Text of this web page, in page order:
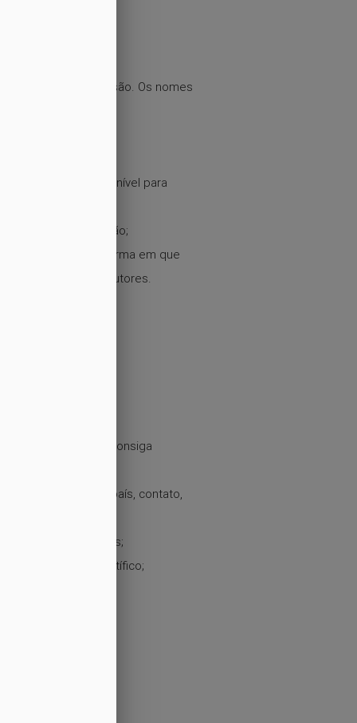
informações;
e conclusão. Os nomes
ou não estará disponível para
de apresentação;
nos Anais na forma em que
seus respectivos autores.
para que o leitor consiga
cidade/estado/país, contato,
e referências;
fotografias e gráficos;
pelo Comitê Científico;